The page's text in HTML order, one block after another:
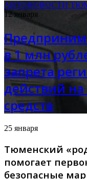
АВТОНОВОСТИ
12 января
в 1 млн
запрета
действий
средств
25 января
Тюменский
помогает
безопасные